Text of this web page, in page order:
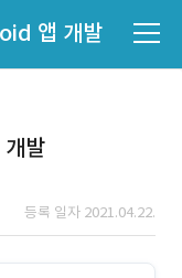
앱 개발
발
등록 일자 2021.04.22.